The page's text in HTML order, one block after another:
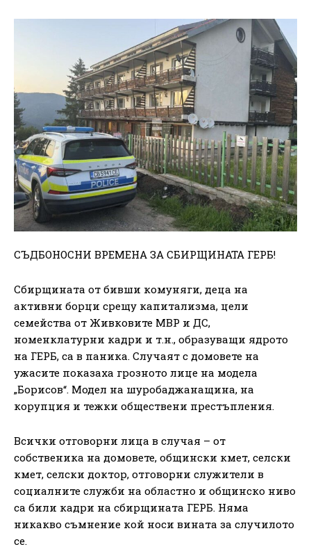
СЪДБОНОСНИ ВРЕМЕНА ЗА СБИРЩИНАТА ГЕРБ!
Сбирщината от бивши комуняги, деца на
активни борци срещу капитализма, цели
семейства от Живковите МВР и ДС,
номенклатурни кадри и т.н., образуващи ядрото
на ГЕРБ, са в паника. Случаят с домовете на
ужасите показаха грозното лице на модела
„Борисов“. Модел на шуробаджанащина, на
корупция и тежки обществени престъпления.
Всички отговорни лица в случая – от
собственика на домовете, общински кмет, селски
кмет, селски доктор, отговорни служители в
социалните служби на областно и общинско ниво
са били кадри на сбирщината ГЕРБ. Няма
никакво съмнение кой носи вината за случилото
се.